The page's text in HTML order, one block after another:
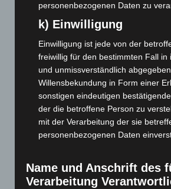
Dezember 2023
(130)
November 2023 (130)
Oktober 2023(114)
September 2023(133)
August 2023(134)
Juli 2023(118)
Juni 2023(142)
April 2023 (155)
personenbezogenen Daten zu
k) Einwilligung
Einwilligung ist jede von der
freiwillig für den bestimmten Fall in
und unmissverständlich
Willensbekundung in Form einer
sonstigen eindeutigen
der die betroffene Person zu
mit der Verarbeitung der sie
personenbezogenen Daten
Name und Anschrift des
Verarbeitung